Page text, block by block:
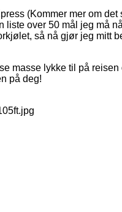
(Kommer mer om det
liste over 50 mål jeg må
så nå gjør jeg mitt
masse lykke til på reisen
på deg!